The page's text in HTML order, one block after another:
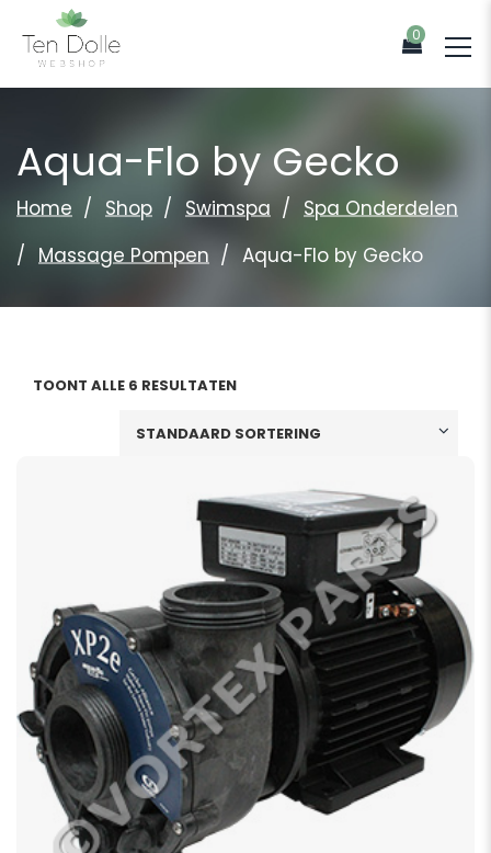
0
Aqua-Flo by Gecko
Home Shop Swimspa
Spa Onderdelen
Massage Pompen
Aqua-Flo by Gecko
TOONT ALLE 6 RESULTATEN